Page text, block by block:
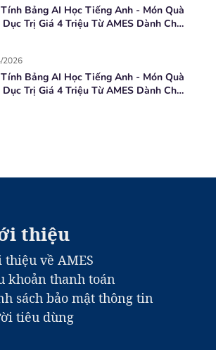
Bảng AI Học Tiếng Anh - Món Quà
Dục Trị Giá 4 Triệu Từ AMES Dành Cho
2026
Bảng AI Học Tiếng Anh - Món Quà
Dục Trị Giá 4 Triệu Từ AMES Dành Cho
thiệu
thiệu về AMES
khoản thanh toán
sách bảo mật thông tin
tiêu dùng